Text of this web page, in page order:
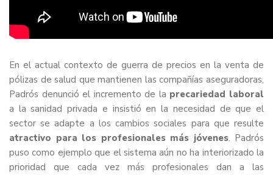
En el actual contexto de guerra de precios en la venta de
pólizas de salud que mantienen las compañías aseguradoras,
Padrós denunció el incremento de la precariedad laboral
a la sanidad privada e insistió en la necesidad de que el
sector se adapte a los cambios sociales para que resulte
atractivo para los profesionales más jóvenes. Padrós
puso como ejemplo que el sistema aún no ha interiorizado la
prioridad que cada vez más profesionales dan a las